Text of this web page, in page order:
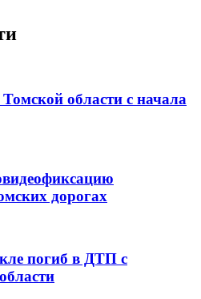
области с начала
дорогах
погиб в ДТП с